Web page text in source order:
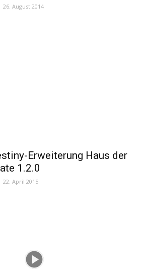
26. August 2014
Erweiterung Haus der
1.2.0
22. April 2015